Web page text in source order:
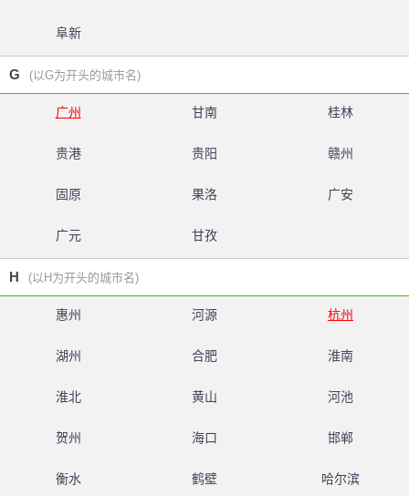
阜新
G (以G为开头的城市名)
广州 甘南 桂林
贵港 贵阳 赣州
固原 果洛 广安
广元 甘孜
H (以H为开头的城市名)
惠州 河源 杭州
湖州 合肥 淮南
淮北 黄山 河池
贺州 海口 邯郸
衡水 鹤壁 哈尔滨